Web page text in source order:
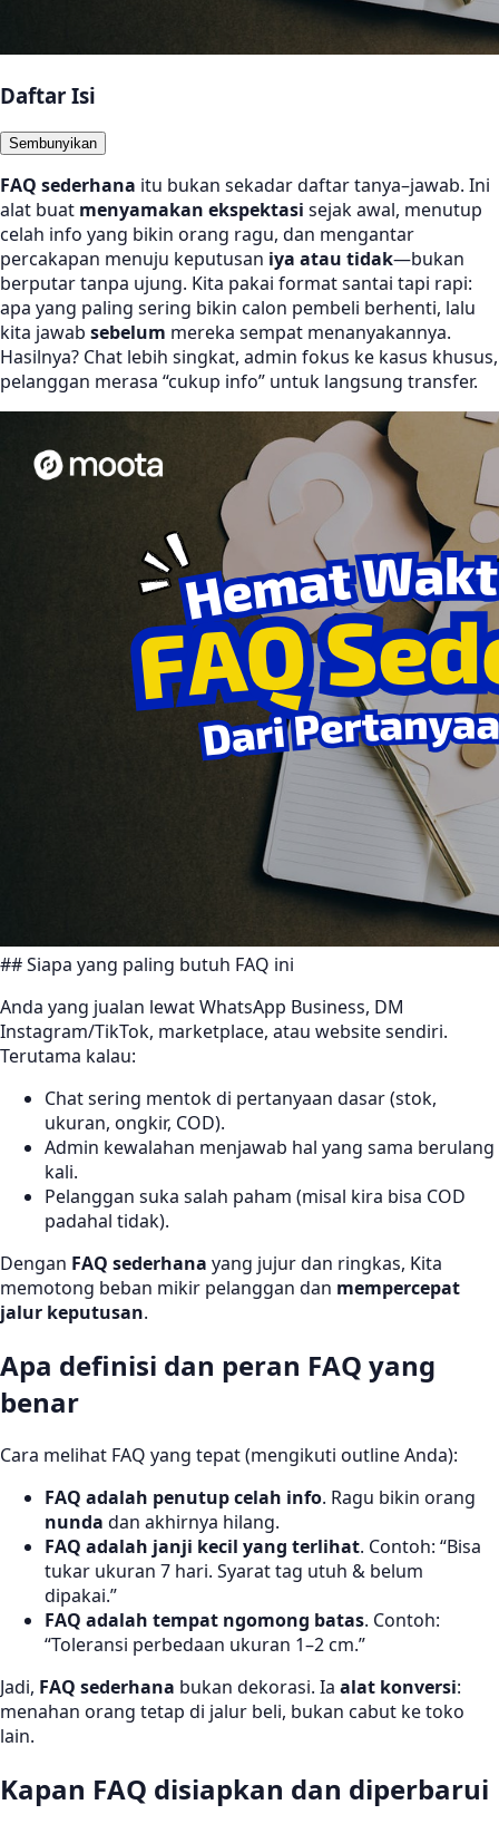
Daftar Isi
Sembunyikan
FAQ sederhana itu bukan sekadar daftar tanya–jawab. Ini
alat buat menyamakan ekspektasi sejak awal, menutup
celah info yang bikin orang ragu, dan mengantar
percakapan menuju keputusan iya atau tidak—bukan
berputar tanpa ujung. Kita pakai format santai tapi rapi:
apa yang paling sering bikin calon pembeli berhenti, lalu
kita jawab sebelum mereka sempat menanyakannya.
Hasilnya? Chat lebih singkat, admin fokus ke kasus khusus,
pelanggan merasa “cukup info” untuk langsung transfer.
## Siapa yang paling butuh FAQ ini
Anda yang jualan lewat WhatsApp Business, DM
Instagram/TikTok, marketplace, atau website sendiri.
Terutama kalau:
Chat sering mentok di pertanyaan dasar (stok,
ukuran, ongkir, COD).
Admin kewalahan menjawab hal yang sama berulang
kali.
Pelanggan suka salah paham (misal kira bisa COD
padahal tidak).
Dengan FAQ sederhana yang jujur dan ringkas, Kita
memotong beban mikir pelanggan dan mempercepat
jalur keputusan.
Apa definisi dan peran FAQ yang
benar
Cara melihat FAQ yang tepat (mengikuti outline Anda):
FAQ adalah penutup celah info. Ragu bikin orang
nunda dan akhirnya hilang.
FAQ adalah janji kecil yang terlihat. Contoh: “Bisa
tukar ukuran 7 hari. Syarat tag utuh & belum
dipakai.”
FAQ adalah tempat ngomong batas. Contoh:
“Toleransi perbedaan ukuran 1–2 cm.”
Jadi, FAQ sederhana bukan dekorasi. Ia alat konversi:
menahan orang tetap di jalur beli, bukan cabut ke toko
lain.
Kapan FAQ disiapkan dan diperbarui